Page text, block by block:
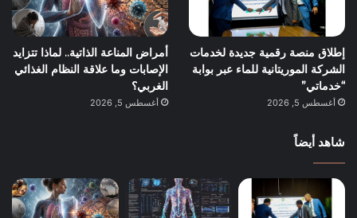
إطلاق منصة رقمية جديدة لخدمات
الشركة الموريتانية للماء عبر بوابة
“خدماتي”
أغسطس 5, 2026
أمراض المناعة الذاتية.. لماذا تتزايد
الإصابات وما علاقة النظام الغذائي
الغربي؟
أغسطس 5, 2026
شاهد أيضاً